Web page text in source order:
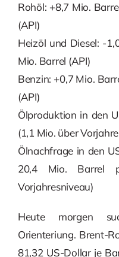
Rohöl: +8,7 Mio.
(API)
Heizöl und Diesel: -
Mio. Barrel (API)
Benzin: +0,7 Mio.
(API)
Ölproduktion in den
(1,1 Mio. über
Ölnachfrage in den
20,4 Mio. Barrel
Vorjahresniveau)
Heute morgen
Orienteriung. Brent-
81,32 US-Dollar je